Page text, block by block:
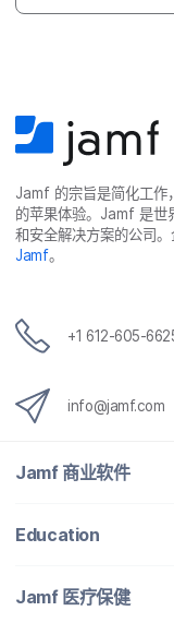
Jamf 的​宗旨​是​简化​工作
的​苹果​体验。 Jamf是​世
和​安全​解决​方案​的​公司。​
Jamf。
+1 612-605-
info@jamf.com
Jamf 商业​软件
Education
Jamf 医​疗​保健